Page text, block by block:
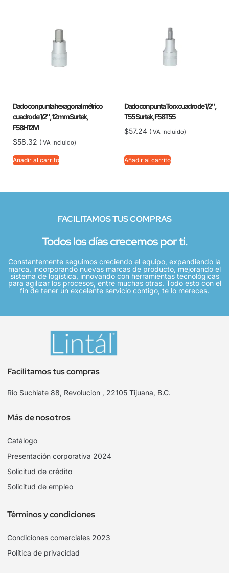
Dado con punta hexagonal métrico
cuadro de 1/2″, 12 mm Surtek,
F58H12M
$58.32 (IVA Incluido)
Añadir al carrito
Dado con punta Torx cuadro de 1/2″,
T55 Surtek, F58T55
$57.24 (IVA Incluido)
Añadir al carrito
FACILITAMOS TUS COMPRAS
Todos los días crecemos por ti.
Constantemente seguimos creciendo el equipo, expandiendo la
marca, incorporando nuevas marcas de producto, mejorando el
sistema de logística, innovando con herramientas tecnológicas
para agilizar los procesos, entre muchas otras. Todo esto con el
fin de tener un excelente servicio contigo, te lo mereces.
Facilitamos tus compras
Rio Suchiate 88, Revolucion , 22105 Tijuana, B.C.
Más de nosotros
Catálogo
Presentación corporativa 2024
Solicitud de crédito
Solicitud de empleo
Términos y condiciones
Condiciones comerciales 2023
Política de privacidad